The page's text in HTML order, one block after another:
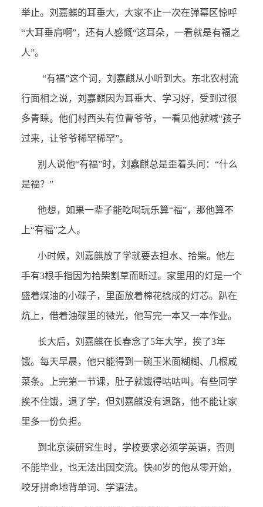
举止。刘嘉麒的耳垂大，大家不止一次在弹幕区惊呼
“大耳垂肩啊”，还有人感慨“这耳朵，一看就是有福之
人”。
“有福”这个词，刘嘉麒从小听到大。东北农村流
行面相之说，刘嘉麒因为耳垂大、学习好，受到过很
多青睐。他们村西头有位曹爷爷，一看见他就喊“孩子
过来，让爷爷稀罕稀罕”。
别人说他“有福”时，刘嘉麒总是歪着头问：“什么
是福？”
他想，如果一辈子能吃喝玩乐算“福”，那他算不
上“有福”之人。
小时候，刘嘉麒放了学就要去担水、拾柴。他左
手有3根手指因为拾柴割草而断过。家里用的灯是一个
盛着煤油的小碟子，里面放着棉花捻成的灯芯。趴在
炕上，借着油碟里的微光，他写完一本又一本作业。
长大后，刘嘉麒在长春念了5年大学，挨了3年
饿。每天早晨，他只能得到一碗玉米面糊糊、几根咸
菜条。上完第一节课，肚子就饿得咕咕叫。有些同学
挨不住饿，退了学，但刘嘉麒没有退路，他不能让家
里多一份负担。
到北京读研究生时，学校要求必须学英语，否则
不能毕业，也无法出国交流。快40岁的他从零开始，
咬牙拼命地背单词、学语法。